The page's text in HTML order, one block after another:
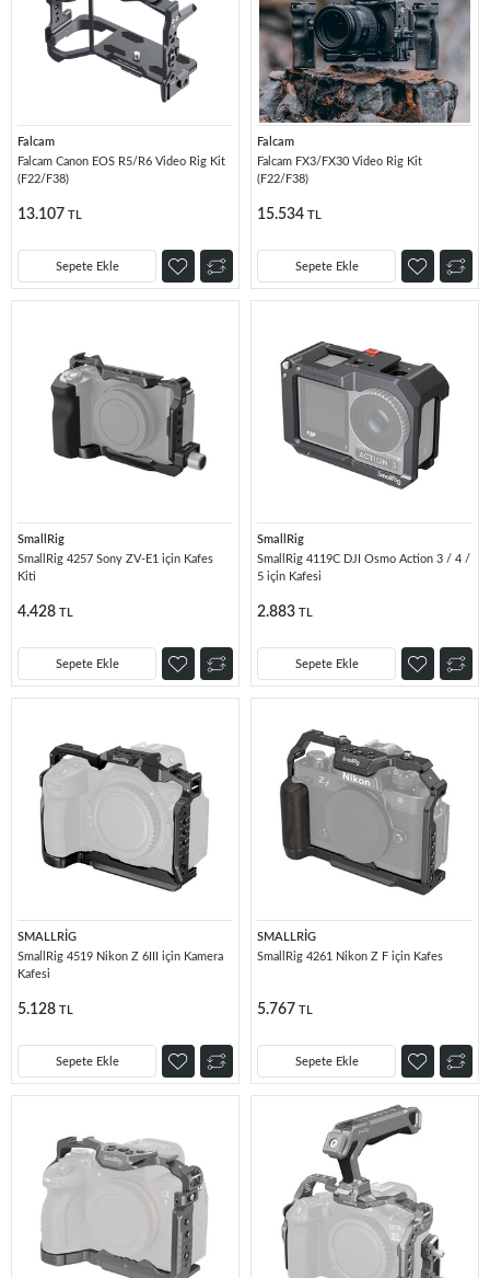
Falcam
Falcam Canon EOS R5/R6 Video Rig Kit
(F22/F38)
13.107 TL
Sepete Ekle
Falcam
Falcam FX3/FX30 Video Rig Kit
(F22/F38)
15.534 TL
Sepete Ekle
SmallRig
SmallRig 4257 Sony ZV-E1 için Kafes
Kiti
4.428 TL
Sepete Ekle
SmallRig
SmallRig 4119C DJI Osmo Action 3 / 4 /
5 için Kafesi
2.883 TL
Sepete Ekle
SMALLRİG
SmallRig 4519 Nikon Z 6III için Kamera
Kafesi
5.128 TL
Sepete Ekle
SMALLRİG
SmallRig 4261 Nikon Z F için Kafes
5.767 TL
Sepete Ekle